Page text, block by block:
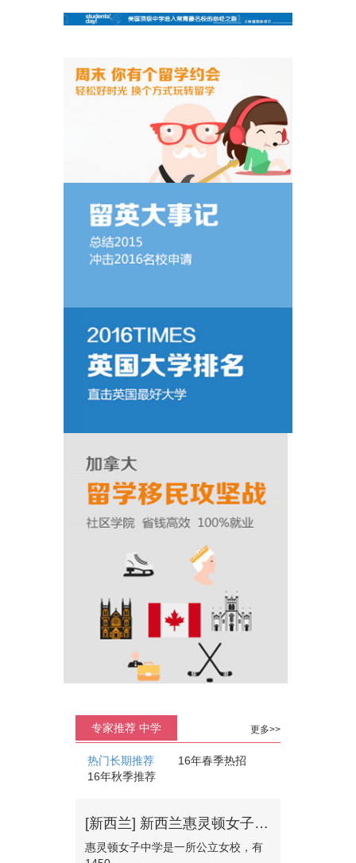
专家推荐 中学 更多>>
热门长期推荐
16年春季热招
16年秋季推荐
[新西兰] 新西兰惠灵顿女子中学
惠灵顿女子中学是一所公立女校，有